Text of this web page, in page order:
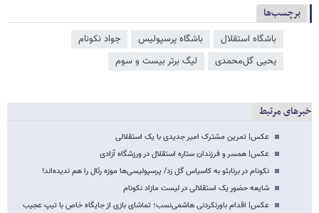
برچسب‌ها
باشگاه استقلال باشگاه پرسپولیس
جواد نکونام
یحیی گل‌محمدی
لیگ برتر بیست و سوم
خبرهای مرتبط
عکس‌| تمرین مشترک امیر جدیدی با یک استقلالی
عکس‌| همسر و فرزندان ستاره استقلال در ورزشگاه آزادی
نکونام در برنابئو به کاسیاس گل زد/ پرسپولیسی‌ها موزه رئال را هم ندیده‌اند!
شایعه حضور یک استقلالی در لیست مازاد نکونام
عکس‌| اقدام باورنکردنی هاشمی‌نسب؛ تماشای بازی از جایگاه خاص با تیپ عجیب